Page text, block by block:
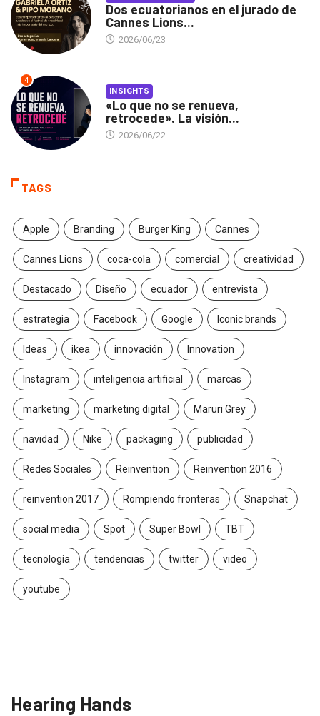
Dos ecuatorianos en el jurado de
Cannes Lions...
2026/06/23
4
INSIGHTS
«Lo que no se renueva,
retrocede». La visión...
2026/06/22
TAGS
Apple Branding Burger King Cannes
Cannes Lions coca-cola comercial creatividad
Destacado Diseño ecuador entrevista
estrategia Facebook Google Iconic brands
Ideas ikea innovación Innovation
Instagram inteligencia artificial marcas
marketing marketing digital Maruri Grey
navidad Nike packaging publicidad
Redes Sociales Reinvention Reinvention 2016
reinvention 2017 Rompiendo fronteras Snapchat
social media Spot Super Bowl TBT
tecnología tendencias twitter video
youtube
Hearing Hands